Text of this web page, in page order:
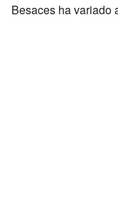
Besaces ha variado